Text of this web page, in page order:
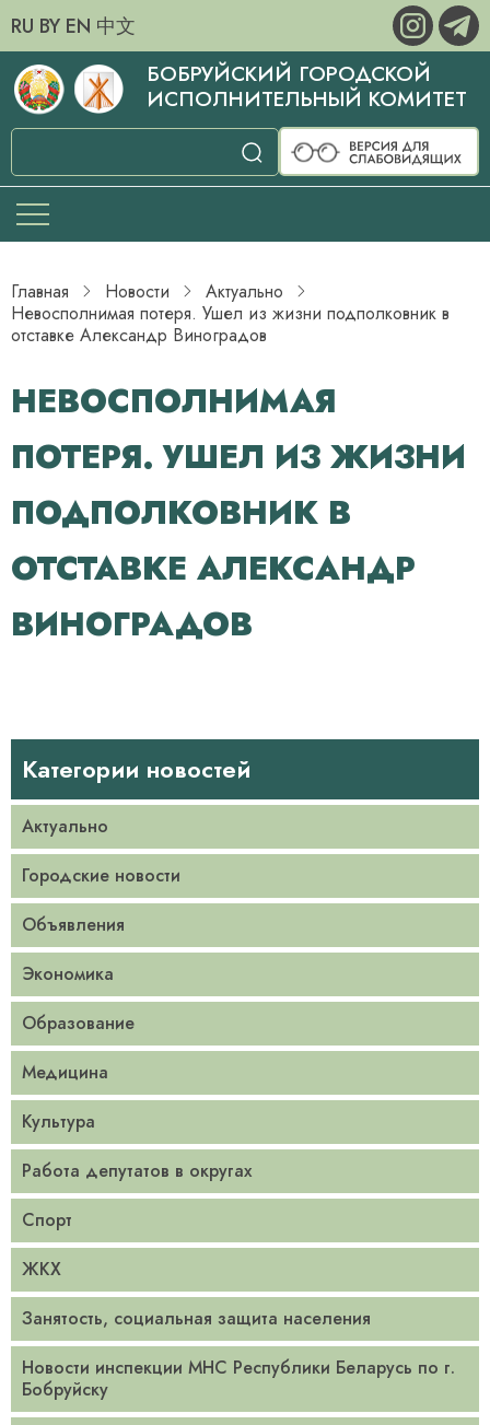
RU BY EN 中文
БОБРУЙСКИЙ ГОРОДСКОЙ
ИСПОЛНИТЕЛЬНЫЙ КОМИТЕТ
Главная Новости
Актуально
Невосполнимая потеря. Ушел из жизни подполковник в
отставке Александр Виноградов
НЕВОСПОЛНИМАЯ
ПОТЕРЯ. УШЕЛ ИЗ ЖИЗНИ
ПОДПОЛКОВНИК В
ОТСТАВКЕ АЛЕКСАНДР
ВИНОГРАДОВ
Категории новостей
Актуально
Городские новости
Объявления
Экономика
Образование
Медицина
Культура
Работа депутатов в округах
Спорт
ЖКХ
Занятость, социальная защита населения
Новости инспекции МНС Республики Беларусь по г.
Бобруйску